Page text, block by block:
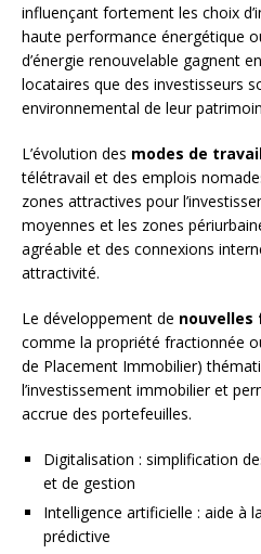
influençant fortement les choix
haute performance énergétique
d’énergie renouvelable gagnent
locataires que des investisseurs
environnemental de leur
L’évolution des modes de
télétravail et des emplois
zones attractives pour
moyennes et les zones
agréable et des connexions
attractivité.
Le développement de nouvelles
comme la propriété fractionnée
de Placement Immobilier)
l’investissement immobilier et
accrue des portefeuilles.
Digitalisation : simplification
et de gestion
Intelligence artificielle : aide à
prédictive